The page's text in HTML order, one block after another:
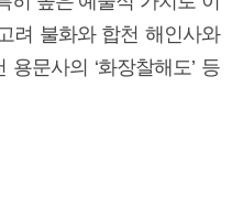
고려 불화와 합천 해인사와
용문사의 ‘화장찰해도’ 등